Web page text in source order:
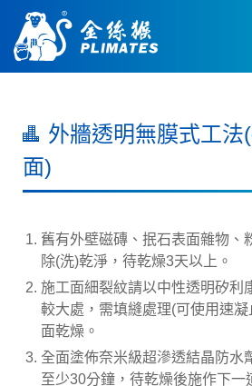
外牆透明無膜式工法
面)
舊有外壁磁磚、抿石表面雜物、
除(洗)乾淨，待乾燥3天以上。
施工面細裂紋請以中性透明矽利
較大處，需填縫處理(可使用速
面乾燥。
全面塗佈奈米級超滲透結晶防水
至少30分鐘，待乾燥後施作下一